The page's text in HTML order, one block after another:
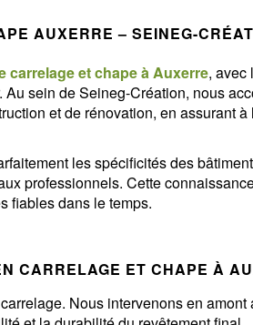
AUXERRE – SEINEG-
carrelage et chape à Auxerre, avec
Au sein deSeineg-Création, nous
et de rénovation, en assurant
les spécificités des
professionnels. Cette
fiables dans le temps.
CARRELAGE ET CHAPE À
Nous intervenons en